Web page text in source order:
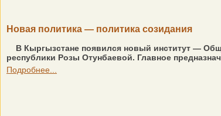
Новая политика — политика созидания
В Кыргызстане появился новый институт —
республики Розы Отунбаевой. Главное
Подробнее...